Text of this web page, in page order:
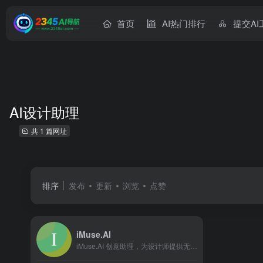
首页 AI热门排行 提交AI
AI设计助理
共 1 篇网址
排序 发布 更新 浏览 点赞
iMuse.AI